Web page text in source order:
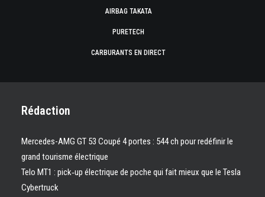
AIRBAG TAKATA
PURETECH
CARBURANTS EN DIRECT
Rédaction
Mercedes-AMG GT 53 Coupé 4 portes : 544 ch pour redéfinir le
grand tourisme électrique
Telo MT1 : pick‑up électrique de poche qui fait mieux que le Tesla
Cybertruck